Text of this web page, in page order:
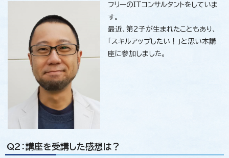
フリーのITコンサルタントをしていま
す。
最近、第2子が生まれたこともあり、
「スキルアップしたい！」と思い本講
座に参加しました。
Q2：講座を受講した感想は？